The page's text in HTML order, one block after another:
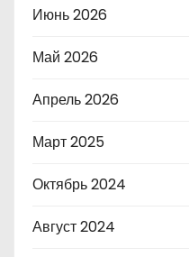
Июнь 2026
Май 2026
Апрель 2026
Март 2025
Октябрь 2024
Август 2024